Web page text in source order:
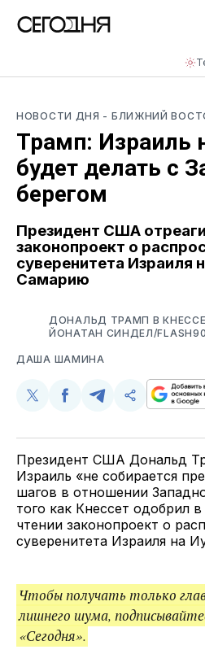
НОВОСТИ ДНЯ - БЛИЖНИЙ
Трамп: Израиль
будет делать с
берегом
Президент США
законопроект о
суверенитета Израиля
Самарию
ДОНАЛЬД ТРАМП В
ЙОНАТАН СИНДЕЛ/FLASH90
ДАША ШАМИНА
Поделиться
Twitter
Поделиться
Facebook
Поделиться
Telegram
Скопируйте
ссылкой
Президент США Дональд
Израиль «не собирается
шагов в отношении
того как Кнессет одобрил
чтении законопроект о
суверенитета Израиля на
Чтобы получать только
лишнего шума,
«Сегодня».